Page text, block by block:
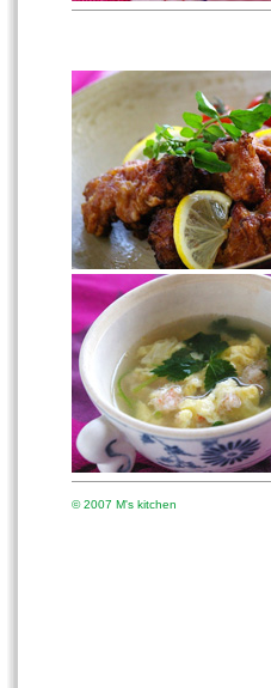
© 2007 M's kitchen